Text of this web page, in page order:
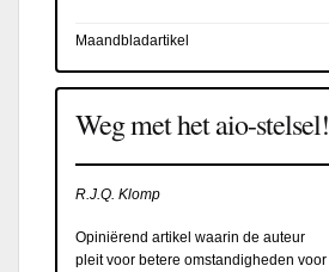
Maandbladartikel
Weg met het aio-stelsel!
R.J.Q. Klomp
Opiniërend artikel waarin de auteur
pleit voor betere omstandigheden voor